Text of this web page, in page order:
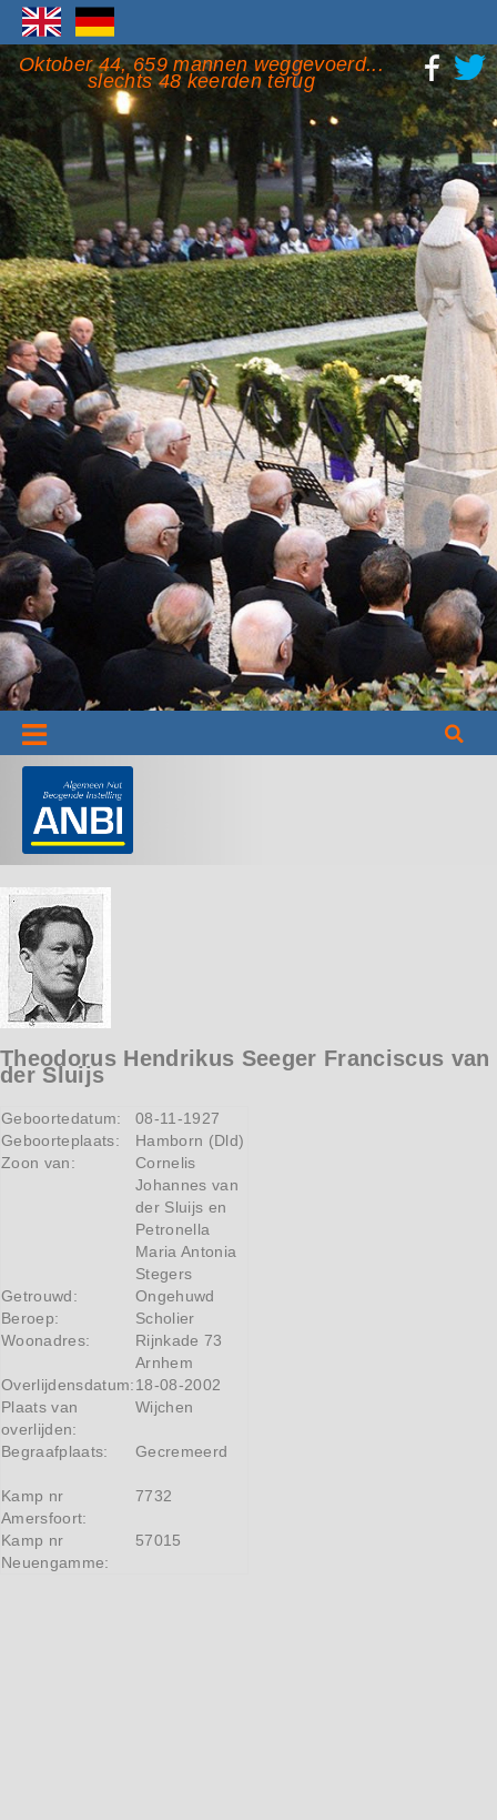
Oktober 44, 659 mannen weggevoerd...
slechts 48 keerden terug
Informatie
Theodorus Hendrikus Seeger Franciscus van
der Sluijs
Geboortedatum:
08-11-1927
Geboorteplaats:
Hamborn (Dld)
Zoon van:
Cornelis
Johannes van
der Sluijs en
Petronella
Maria Antonia
Stegers
Getrouwd:
Ongehuwd
Beroep:
Scholier
Woonadres:
Rijnkade 73
Arnhem
Overlijdensdatum:18-08-2002
Plaats van
overlijden:
Wijchen
Begraafplaats: Gecremeerd
Kamp nr
Amersfoort:
7732
Kamp nr
Neuengamme:
57015